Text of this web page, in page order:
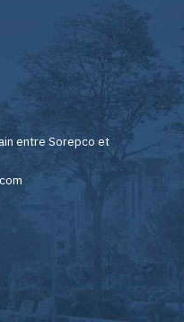
entre Sorepco et